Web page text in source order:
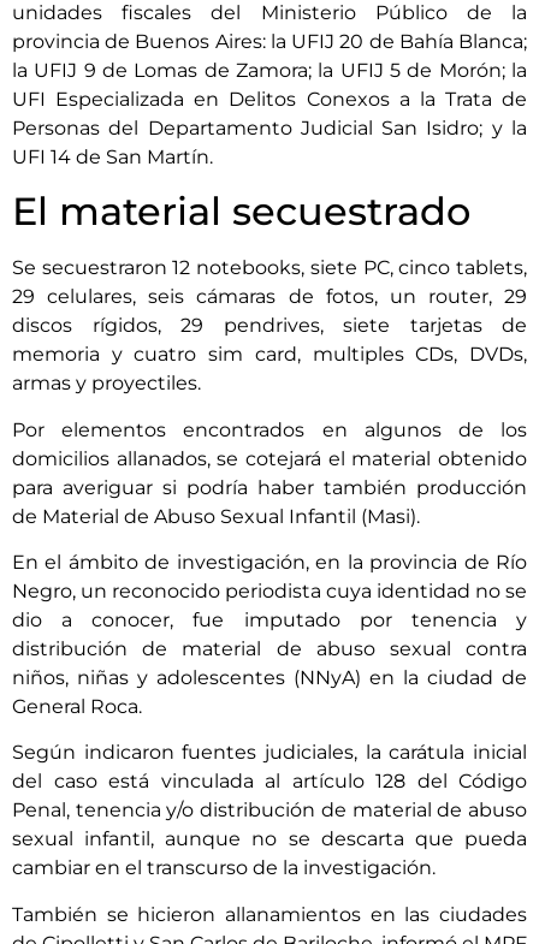
unidades fiscales del Ministerio Público de la
provincia de Buenos Aires: la UFIJ 20 de Bahía Blanca;
la UFIJ 9 de Lomas de Zamora; la UFIJ 5 de Morón; la
UFI Especializada en Delitos Conexos a la Trata de
Personas del Departamento Judicial San Isidro; y la
UFI 14 de San Martín.
El material secuestrado
Se secuestraron 12 notebooks, siete PC, cinco tablets,
29 celulares, seis cámaras de fotos, un router, 29
discos rígidos, 29 pendrives, siete tarjetas de
memoria y cuatro sim card, multiples CDs, DVDs,
armas y proyectiles.
Por elementos encontrados en algunos de los
domicilios allanados, se cotejará el material obtenido
para averiguar si podría haber también producción
de Material de Abuso Sexual Infantil (Masi).
En el ámbito de investigación, en la provincia de Río
Negro, un reconocido periodista cuya identidad no se
dio a conocer, fue imputado por tenencia y
distribución de material de abuso sexual contra
niños, niñas y adolescentes (NNyA) en la ciudad de
General Roca.
Según indicaron fuentes judiciales, la carátula inicial
del caso está vinculada al artículo 128 del Código
Penal, tenencia y/o distribución de material de abuso
sexual infantil, aunque no se descarta que pueda
cambiar en el transcurso de la investigación.
También se hicieron allanamientos en las ciudades